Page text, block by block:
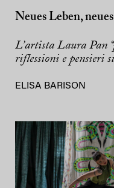
Neues Leben,
L’artista Laura Pan
riflessioni e pensieri
ELISA BARISON